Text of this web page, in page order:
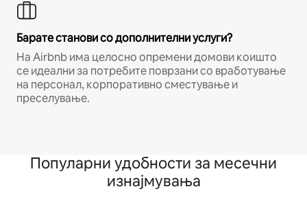
Барате станови со дополнителни услуги?
На Airbnb има целосно опремени домови коишто
се идеални за потребите поврзани со вработување
на персонал, корпоративно сместување и
преселување.
Популарни удобности за месечни
изнајмувања